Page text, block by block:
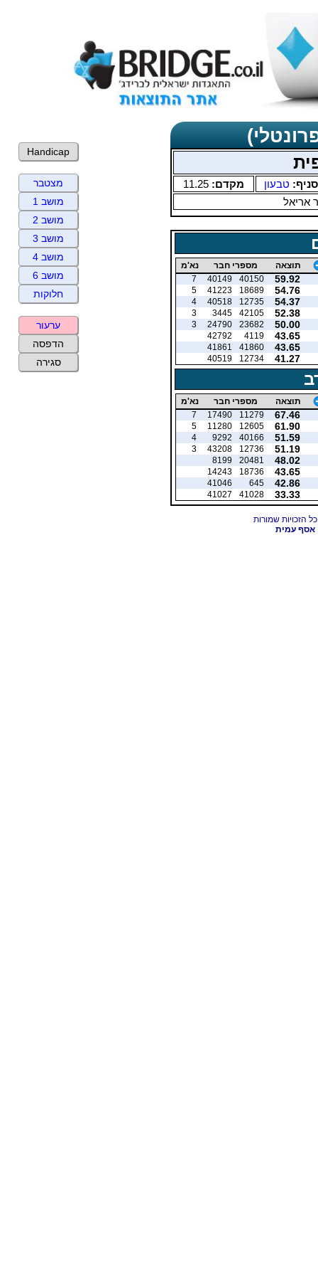
סניף: טבעון מקדם: 11.25
אריאל
תוצאה מספרי חבר נא'מ
59.92
40150
40149
7
54.76
18689
41223
5
54.37
12735
40518
4
52.38
42105
3445
3
50.00
23682
24790
3
43.65
4119
42792
43.65
41860
41861
41.27
12734
40519
תוצאה מספרי חבר נא'מ
67.46
11279
17490
7
61.90
12605
11280
5
51.59
40166
9292
4
51.19
12736
43208
3
48.02
20481
8199
43.65
18736
14243
42.86
645
41046
33.33
41028
41027
אסף עמית
Handicap
מצטבר
מושב 1
מושב 2
מושב 3
מושב 4
מושב 6
חלוקות
ערעור
הדפסה
סגירה